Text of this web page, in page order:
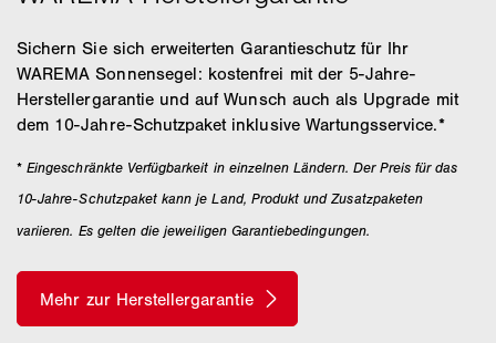
Sichern Sie sich erweiterten Garantieschutz für Ihr
WAREMA Sonnensegel: kostenfrei mit der 5-Jahre-
Herstellergarantie und auf Wunsch auch als Upgrade mit
dem 10-Jahre-Schutzpaket inklusive Wartungsservice.*
*Eingeschränkte Verfügbarkeit in einzelnen Ländern. Der Preis für das
10-Jahre-Schutzpaket kann je Land, Produkt und Zusatzpaketen
variieren. Es gelten die jeweiligen Garantiebedingungen.